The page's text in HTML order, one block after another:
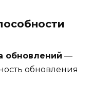
обновлений —
обновления